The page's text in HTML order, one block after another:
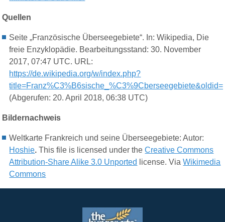
Quellen
Seite „Französische Überseegebiete“. In: Wikipedia, Die
freie Enzyklopädie. Bearbeitungsstand: 30. November
2017, 07:47 UTC. URL:
https://de.wikipedia.org/w/index.php?
(Abgerufen: 20. April 2018, 06:38 UTC)
Bildernachweis
Weltkarte Frankreich und seine Überseegebiete:Autor:
Hoshie.This file is licensed under theCreative Commons
Attribution-Share Alike 3.0 Unported
license. ViaWikimedia
Commons